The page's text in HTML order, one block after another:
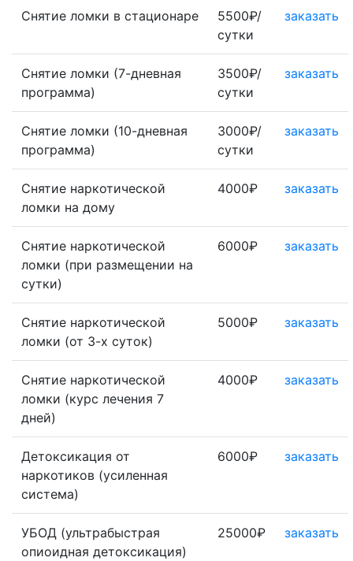
Снятие ломки в стационаре
5500₽/
сутки
заказать
Снятие ломки (7-дневная
программа)
3500₽/
сутки
заказать
Снятие ломки (10-дневная
программа)
3000₽/
сутки
заказать
Снятие наркотической
ломки на дому
4000₽ заказать
Снятие наркотической
ломки (при размещении на
сутки)
6000₽ заказать
Снятие наркотической
ломки (от 3-х суток)
5000₽ заказать
Снятие наркотической
ломки (курс лечения 7
дней)
4000₽ заказать
Детоксикация от
наркотиков (усиленная
система)
6000₽ заказать
УБОД (ультрабыстрая
опиоидная детоксикация)
25000₽ заказать